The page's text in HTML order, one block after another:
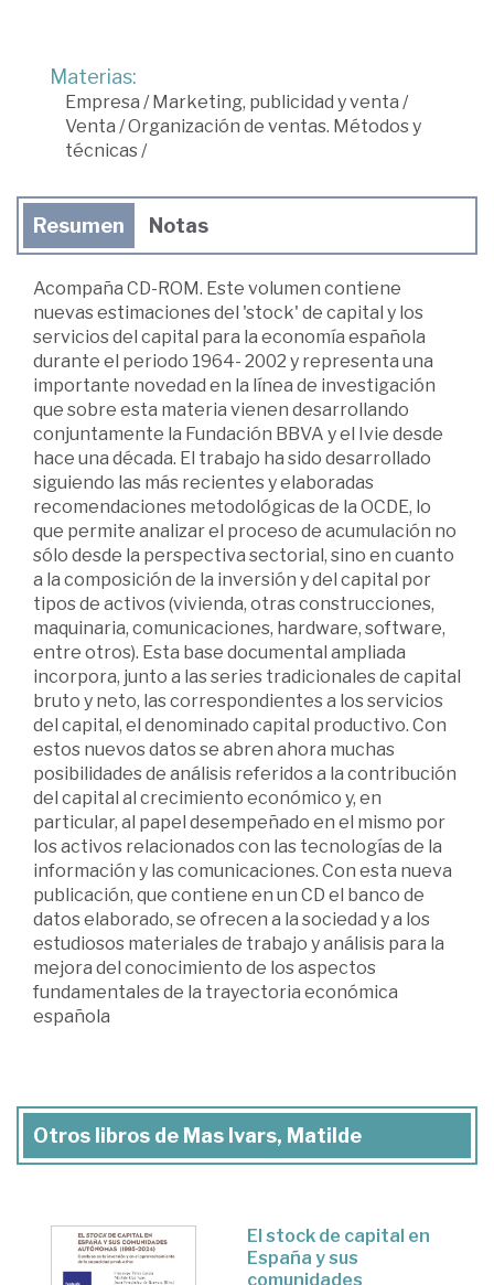
Materias:
Empresa /Marketing, publicidad y venta /
Venta /Organización de ventas. Métodos y
técnicas/
Resumen Notas
Acompaña CD-ROM. Este volumen contiene
nuevas estimaciones del 'stock' de capital y los
servicios del capital para la economía española
durante el periodo 1964- 2002 y representa una
importante novedad en la línea de investigación
que sobre esta materia vienen desarrollando
conjuntamente la Fundación BBVA y el Ivie desde
hace una década. El trabajo ha sido desarrollado
siguiendo las más recientes y elaboradas
recomendaciones metodológicas de la OCDE, lo
que permite analizar el proceso de acumulación no
sólo desde la perspectiva sectorial, sino en cuanto
a la composición de la inversión y del capital por
tipos de activos (vivienda, otras construcciones,
maquinaria, comunicaciones, hardware, software,
entre otros). Esta base documental ampliada
incorpora, junto a las series tradicionales de capital
bruto y neto, las correspondientes a los servicios
del capital, el denominado capital productivo. Con
estos nuevos datos se abren ahora muchas
posibilidades de análisis referidos a la contribución
del capital al crecimiento económico y, en
particular, al papel desempeñado en el mismo por
los activos relacionados con las tecnologías de la
información y las comunicaciones. Con esta nueva
publicación, que contiene en un CD el banco de
datos elaborado, se ofrecen a la sociedad y a los
estudiosos materiales de trabajo y análisis para la
mejora del conocimiento de los aspectos
fundamentales de la trayectoria económica
española
Otros libros de Mas Ivars, Matilde
El stock de capital en
España y sus
comunidades